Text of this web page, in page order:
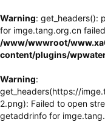
Warning: get_headers():
for imge.tang.org.cn
/www/wwwroot/
content/plugins/
Warning:
get_headers(https://
2.png): Failed to open
getaddrinfo for